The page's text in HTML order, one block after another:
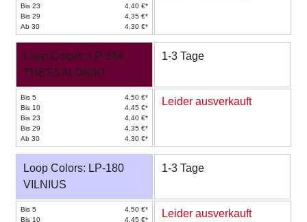
Bis 23
4,40 €*
Bis 29
4,35 €*
Ab 30
4,30 €*
Loop Colors: LP-164
THESSALONIKI
1-3 Tage
Bis 5
4,50 €*
Bis 10
4,45 €*
Bis 23
4,40 €*
Bis 29
4,35 €*
Ab 30
4,30 €*
Leider ausverkauft
Loop Colors: LP-180
VILNIUS
1-3 Tage
Bis 5
4,50 €*
Bis 10
4,45 €*
Leider ausverkauft